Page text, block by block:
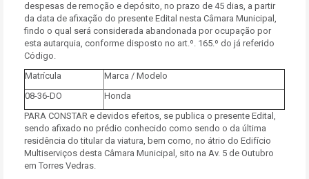
despesas de remoção e depósito, no prazo de 45 dias, a partir
da data de afixação do presente Edital nesta Câmara Municipal,
findo o qual será considerada abandonada por ocupação por
esta autarquia, conforme disposto no art.º. 165.º do já referido
Código.
Matrícula
Marca / Modelo
08-36-DO
Honda
PARA CONSTAR e devidos efeitos, se publica o presente Edital,
sendo afixado no prédio conhecido como sendo o da última
residência do titular da viatura, bem como, no átrio do Edifício
Multiserviços desta Câmara Municipal, sito na Av. 5 de Outubro
em Torres Vedras.